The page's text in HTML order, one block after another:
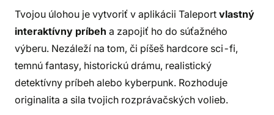
Tvojou úlohou je vytvoriť v aplikácii Taleport vlastný
interaktívny príbeh a zapojiť ho do súťažného
výberu. Nezáleží na tom, či píšeš hardcore sci-fi,
temnú fantasy, historickú drámu, realistický
detektívny príbeh alebo kyberpunk. Rozhoduje
originalita a sila tvojich rozprávačských volieb.